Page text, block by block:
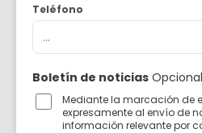
Teléfono
Boletín de noticias Opcional
Mediante la marcación de
expresamente al envío de
información relevante por